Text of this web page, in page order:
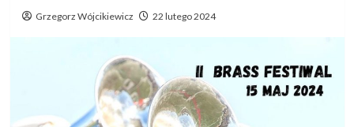
Grzegorz Wójcikiewicz 22 lutego 2024